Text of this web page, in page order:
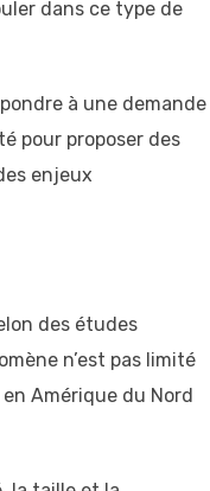
dans ce type de
à une demande
pour proposer des
enjeux
des études
n’est pas limité
Amérique du Nord